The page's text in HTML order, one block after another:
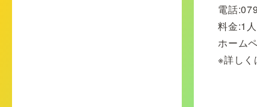
電話
料金:1
ホーム
※詳しく